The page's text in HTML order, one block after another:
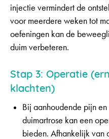
injectie vermindert de
voor meerdere weken tot
oefeningen kan de
duim verbeteren.
Stap 3: Operatie
klachten)
Bij aanhoudende pijn
duimartrose kan een
bieden. Afhankelijk van